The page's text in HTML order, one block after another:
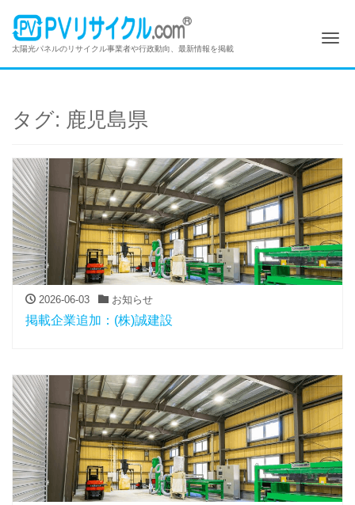
太陽光パネルのリサイクル事業者や行政動向、最新情報を掲載
タグ: 鹿児島県
2026-06-03 お知らせ
掲載企業追加：(株)誠建設